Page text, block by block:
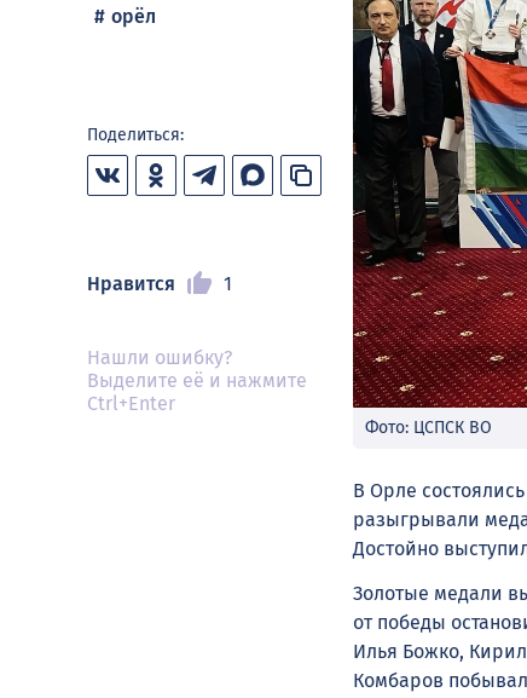
орёл
Поделиться:
Нравится 1
Нашли ошибку?
Выделите её и нажмите
Ctrl+Enter
Фото: ЦСПСК ВО
В Орле
разыгрывали
Достойно
Золотые медали
от победы
Илья Божко,
Комбаров